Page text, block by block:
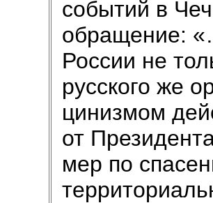
событий в
обращение:
России не
русского же
цинизмом
от
мер по